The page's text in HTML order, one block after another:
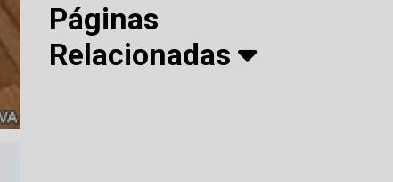
Páginas
Relacionadas